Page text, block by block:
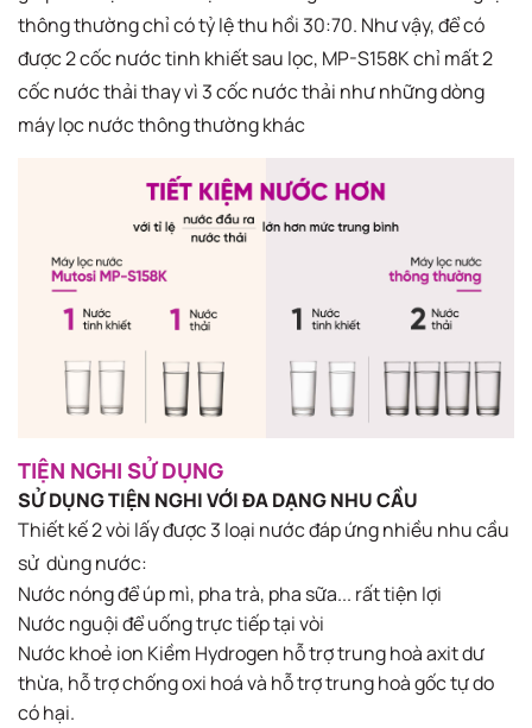
thông thường chỉ có tỷ lệ thu hồi 30:70. Như vậy, để có
được 2 cốc nước tinh khiết sau lọc, MP-S158K chỉ mất 2
cốc nước thải thay vì 3 cốc nước thải như những dòng
máy lọc nước thông thường khác
TIỆN NGHI SỬ DỤNG
SỬ DỤNG TIỆN NGHI VỚI ĐA DẠNG NHU CẦU
Thiết kế 2 vòi lấy được 3 loại nước đáp ứng nhiều nhu cầu
sử dùng nước:
Nước nóng để úp mì, pha trà, pha sữa... rất tiện lợi
Nước nguội để uống trực tiếp tại vòi
Nước khoẻ ion Kiềm Hydrogen hỗ trợ trung hoà axit dư
thừa, hỗ trợ chống oxi hoá và hỗ trợ trung hoà gốc tự do
có hại.